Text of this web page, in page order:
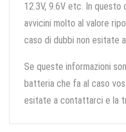
12.3V, 9.6V etc. In
avvicini molto al valore
caso di dubbi non esitate
Se queste informazioni
batteria che fa al caso
esitate a contattarci e la